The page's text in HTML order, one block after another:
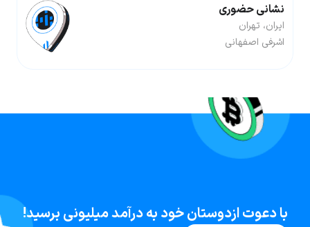
نشانی حضوری
ایران، تهران
اشرفی اصفهانی
با دعوت ازدوستان خود به درآمد میلیونی برسید!